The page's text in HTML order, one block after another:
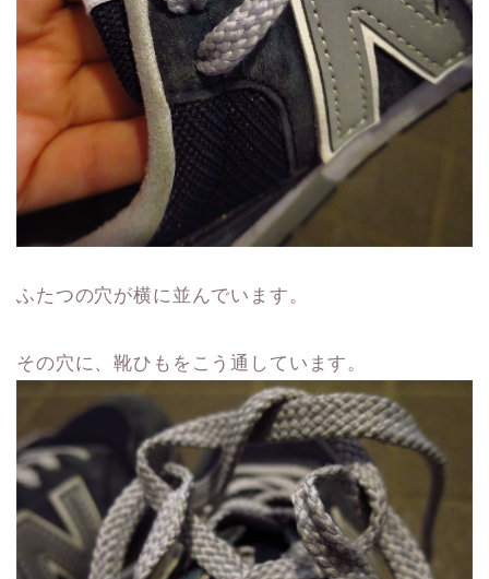
ふたつの穴が横に並んでいます。
その穴に、靴ひもをこう通しています。